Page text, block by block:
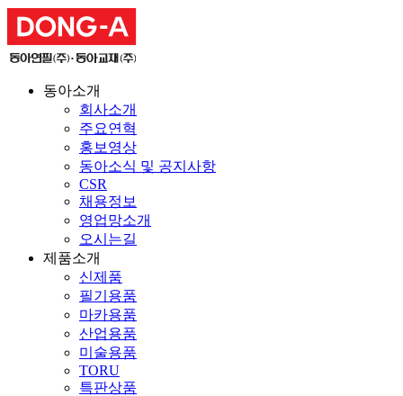
동아소개
회사소개
주요연혁
홍보영상
동아소식 및 공지사항
CSR
채용정보
영업망소개
오시는길
제품소개
신제품
필기용품
마카용품
산업용품
미술용품
TORU
특판상품